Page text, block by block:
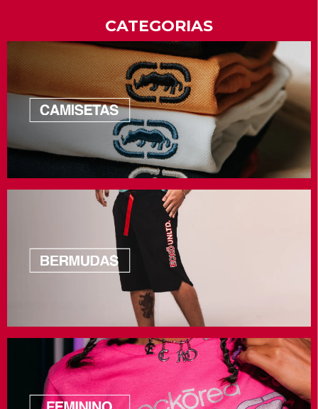
CATEGORIAS